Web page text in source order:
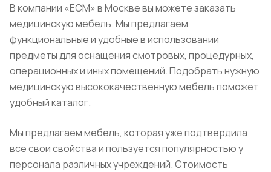
В компании «ЕСМ» в Москве вы можете заказать
медицинскую мебель. Мы предлагаем
функциональные и удобные в использовании
предметы для оснащения смотровых, процедурных,
операционных и иных помещений. Подобрать нужную
медицинскую высококачественную мебель поможет
удобный каталог.
Мы предлагаем мебель, которая уже подтвердила
все свои свойства и пользуется популярностью у
персонала различных учреждений. Стоимость